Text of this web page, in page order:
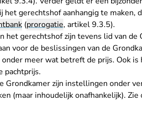
het gerechtshof aanhangig te maken,
(prorogatie, artikel 9.3.5).
het gerechtshof zijn tevens lid van
voor de beslissingen van de
meer wat betreft de prijs. Ook
pachtprijs.
Grondkamer zijn instellingen onder
(maar inhoudelijk onafhankelijk). Zie
verlaat Rechtspraak.nl